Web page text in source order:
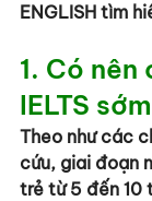
ENGLISH tìm
1. Có
IELTS
Theo như các
cứu, giai đoạn
trẻ từ 5 đến 10